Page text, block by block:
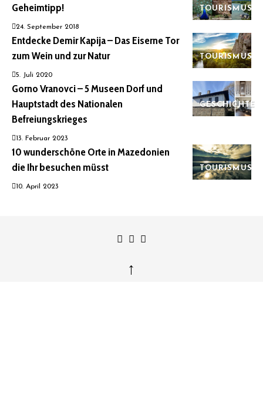
TOURISMUS
Geheimtipp!
24. September 2018
TOURISMUS
Entdecke Demir Kapija – Das Eiserne Tor
zum Wein und zur Natur
5. Juli 2020
GESCHICHTE
Gorno Vranovci – 5 Museen Dorf und
Hauptstadt des Nationalen
Befreiungskrieges
13. Februar 2023
TOURISMUS
10 wunderschöne Orte in Mazedonien
die Ihr besuchen müsst
10. April 2023
↑